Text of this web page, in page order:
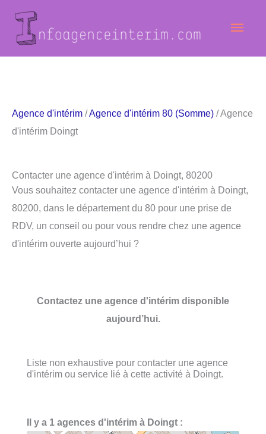
contenu
Agence d'intérim /Agence d'intérim 80 (Somme) / Agence
d'intérim Doingt
Contacter une agence d'intérim à Doingt, 80200
Vous souhaitez contacter une agence d'intérim à Doingt,
80200, dans le département du 80 pour une prise de
RDV, un conseil ou pour vous rendre chez une agence
d'intérim ouverte aujourd’hui ?
Contactez une agence d'intérim disponible
aujourd’hui.
Liste non exhaustive pour contacter une agence
d'intérim ou service lié à cette activité à Doingt.
Il y a 1 agences d'intérim à Doingt :